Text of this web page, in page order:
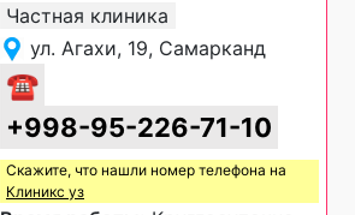
Частная клиника
ул. Агахи, 19, Самарканд
☎
+998-95-226-71-10
Скажите, что нашли номер телефона на
Клиникс уз